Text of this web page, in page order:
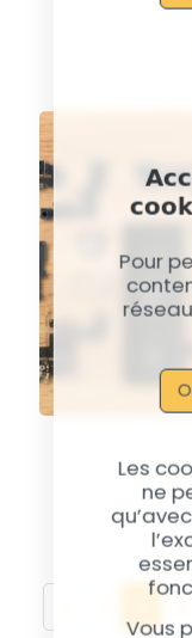
Pour
Les
ne
Vous